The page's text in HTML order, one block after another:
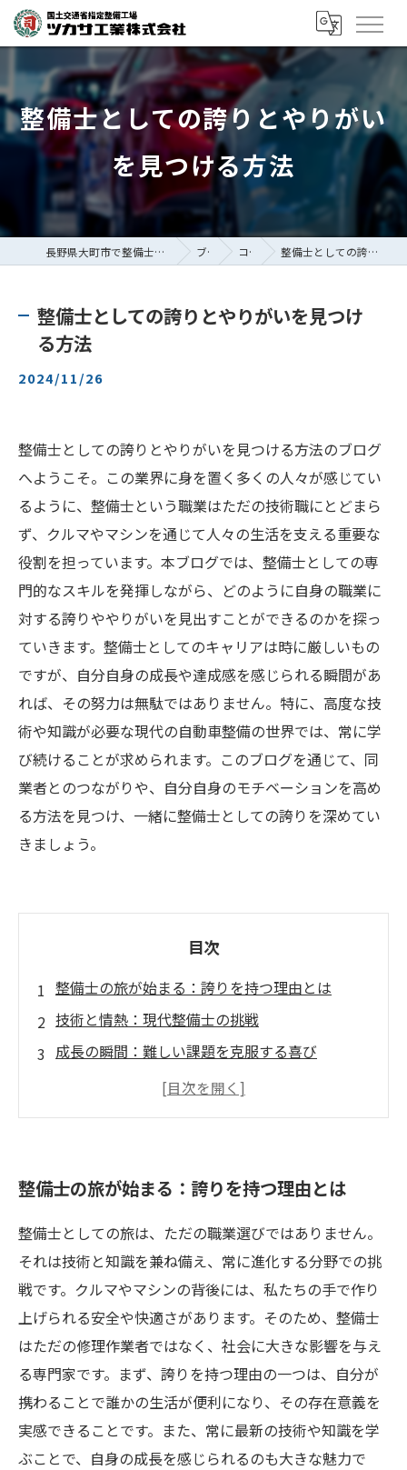
整備士としての誇りとやりがい
を見つける方法
長野県大町市で整備士の求人ならツカサ工業株式会社 ブログ コラム 整備士としての誇りとやりがいを見つける方法
整備士としての誇りとやりがいを見つけ
る方法
2024/11/26
整備士としての誇りとやりがいを見つける方法のブログ
へようこそ。この業界に身を置く多くの人々が感じてい
るように、整備士という職業はただの技術職にとどまら
ず、クルマやマシンを通じて人々の生活を支える重要な
役割を担っています。本ブログでは、整備士としての専
門的なスキルを発揮しながら、どのように自身の職業に
対する誇りややりがいを見出すことができるのかを探っ
ていきます。整備士としてのキャリアは時に厳しいもの
ですが、自分自身の成長や達成感を感じられる瞬間があ
れば、その努力は無駄ではありません。特に、高度な技
術や知識が必要な現代の自動車整備の世界では、常に学
び続けることが求められます。このブログを通じて、同
業者とのつながりや、自分自身のモチベーションを高め
る方法を見つけ、一緒に整備士としての誇りを深めてい
きましょう。
目次
整備士の旅が始まる：誇りを持つ理由とは
技術と情熱：現代整備士の挑戦
成長の瞬間：難しい課題を克服する喜び
仲間との絆：同業者との交流が生む新たなモチ
誇りを感じる瞬間：成功体験が教えてくれたこ
と
整備士の使命：技術で人々の生活を支える役割
とは
整備士の旅が始まる：誇りを持つ理由とは
整備士としての旅は、ただの職業選びではありません。
それは技術と知識を兼ね備え、常に進化する分野での挑
戦です。クルマやマシンの背後には、私たちの手で作り
上げられる安全や快適さがあります。そのため、整備士
はただの修理作業者ではなく、社会に大きな影響を与え
る専門家です。まず、誇りを持つ理由の一つは、自分が
携わることで誰かの生活が便利になり、その存在意義を
実感できることです。また、常に最新の技術や知識を学
ぶことで、自身の成長を感じられるのも大きな魅力で